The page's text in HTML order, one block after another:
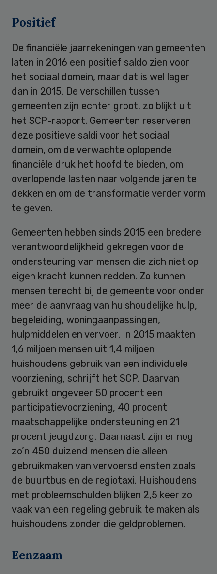
Positief
De financiële jaarrekeningen van gemeenten
laten in 2016 een positief saldo zien voor
het sociaal domein, maar dat is wel lager
dan in 2015. De verschillen tussen
gemeenten zijn echter groot, zo blijkt uit
het SCP-rapport. Gemeenten reserveren
deze positieve saldi voor het sociaal
domein, om de verwachte oplopende
financiële druk het hoofd te bieden, om
overlopende lasten naar volgende jaren te
dekken en om de transformatie verder vorm
te geven.
Gemeenten hebben sinds 2015 een bredere
verantwoordelijkheid gekregen voor de
ondersteuning van mensen die zich niet op
eigen kracht kunnen redden. Zo kunnen
mensen terecht bij de gemeente voor onder
meer de aanvraag van huishoudelijke hulp,
begeleiding, woningaanpassingen,
hulpmiddelen en vervoer. In 2015 maakten
1,6 miljoen mensen uit 1,4 miljoen
huishoudens gebruik van een individuele
voorziening, schrijft het SCP. Daarvan
gebruikt ongeveer 50 procent een
participatievoorziening, 40 procent
maatschappelijke ondersteuning en 21
procent jeugdzorg. Daarnaast zijn er nog
zo’n 450 duizend mensen die alleen
gebruikmaken van vervoersdiensten zoals
de buurtbus en de regiotaxi. Huishoudens
met probleemschulden blijken 2,5 keer zo
vaak van een regeling gebruik te maken als
huishoudens zonder die geldproblemen.
Eenzaam